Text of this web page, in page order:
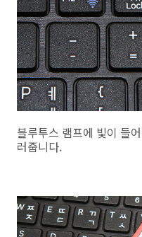
블루투스 램프에 빛이 들
러줍니다.